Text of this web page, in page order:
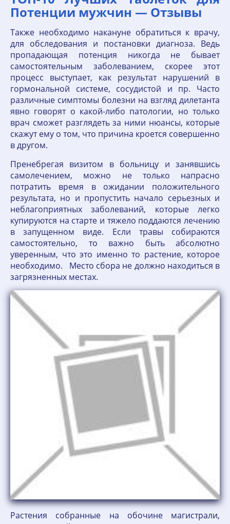
Потенции мужчин — Отзывы
Также необходимо накануне обратиться к врачу,
для обследования и постановки диагноза. Ведь
пропадающая потенция никогда не бывает
самостоятельным заболеванием, скорее этот
процесс выступает, как результат нарушений в
гормональной системе, сосудистой и пр. Часто
различные симптомы болезни на взгляд дилетанта
явно говорят о какой-либо патологии, но только
врач сможет разглядеть за ними нюансы, которые
скажут ему о том, что причина кроется совершенно
в другом.
Пренебрегая визитом в больницу и занявшись
самолечением, можно не только напрасно
потратить время в ожидании положительного
результата, но и пропустить начало серьезных и
неблагоприятных заболеваний, которые легко
купируются на старте и тяжело поддаются лечению
в запущенном виде. Если травы собираются
самостоятельно, то важно быть абсолютно
уверенным, что это именно то растение, которое
необходимо. Место сбора не должно находиться в
загрязненных местах.
Растения собранные на обочине магистрали,